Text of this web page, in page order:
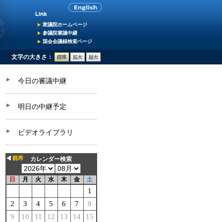
衆議院ホームページ
参議院審議中継
国会会議録検索ページ
文字の大きさ：
今日の審議中継
明日の中継予定
ビデオライブラリ
カレンダー検索
日 月 火 水 木 金 土
1
2
3 4 5 6 7
8
9
10 11 12 13 14
15